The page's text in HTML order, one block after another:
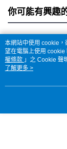
你可能有興趣
熱門標籤
本網站中使用 cookie
望在電腦上使用
權條款 」之 Cookie 聲
用條款之 Cookie 聲明
了解更多 >